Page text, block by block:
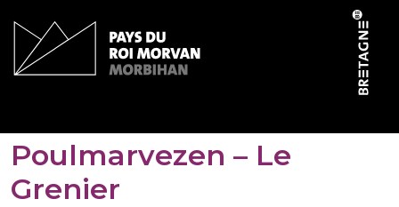
Poulmarvezen – Le
Grenier